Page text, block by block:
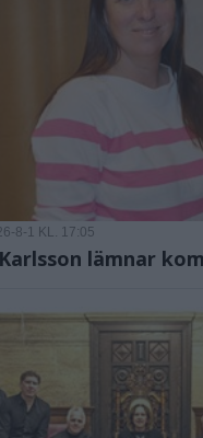
8-1 KL. 17:05
lämnar